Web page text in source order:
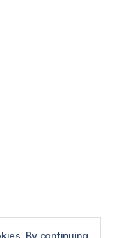
By continuing